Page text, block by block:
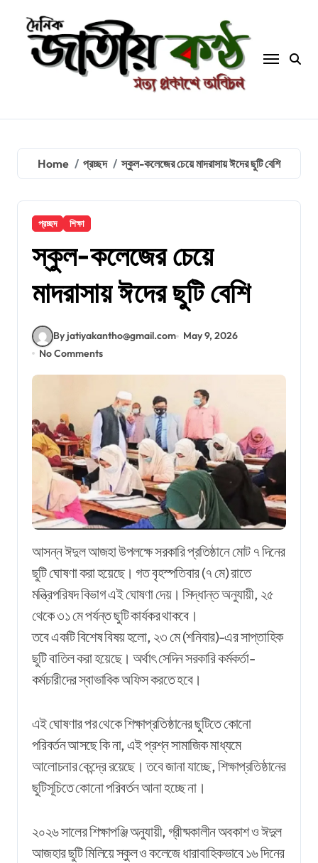
content
Home প্রচ্ছদ স্কুল-কলেজের চেয়ে মাদরাসায় ঈদের ছুটি বেশি
প্রচ্ছদ শিক্ষা
স্কুল-কলেজের চেয়ে
মাদরাসায় ঈদের ছুটি বেশি
By jatiyakantho@gmail.com
May 9, 2026
No Comments
আসন্ন ঈদুল আজহা উপলক্ষে সরকারি প্রতিষ্ঠানে মোট ৭ দিনের
ছুটি ঘোষণা করা হয়েছে। গত বৃহস্পতিবার (৭ মে) রাতে
মন্ত্রিপরিষদ বিভাগ এই ঘোষণা দেয়। সিদ্ধান্ত অনুযায়ী, ২৫
থেকে ৩১ মে পর্যন্ত ছুটি কার্যকর থাকবে।
তবে একটি বিশেষ বিষয় হলো, ২৩ মে (শনিবার)-এর সাপ্তাহিক
ছুটি বাতিল করা হয়েছে। অর্থাৎ সেদিন সরকারি কর্মকর্তা-
কর্মচারীদের স্বাভাবিক অফিস করতে হবে।
এই ঘোষণার পর থেকে শিক্ষাপ্রতিষ্ঠানের ছুটিতে কোনো
পরিবর্তন আসছে কি না, এই প্রশ্ন সামাজিক মাধ্যমে
আলোচনার কেন্দ্রে রয়েছে। তবে জানা যাচ্ছে, শিক্ষাপ্রতিষ্ঠানের
ছুটিসূচিতে কোনো পরিবর্তন আনা হচ্ছে না।
২০২৬ সালের শিক্ষাপঞ্জি অনুযায়ী, গ্রীষ্মকালীন অবকাশ ও ঈদুল
আজহার ছুটি মিলিয়ে স্কুল ও কলেজে ধারাবাহিকভাবে ১৬ দিনের